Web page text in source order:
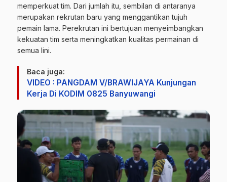
memperkuat tim. Dari jumlah itu, sembilan di antaranya
merupakan rekrutan baru yang menggantikan tujuh
pemain lama. Perekrutan ini bertujuan menyeimbangkan
kekuatan tim serta meningkatkan kualitas permainan di
semua lini.
Baca juga:
VIDEO : PANGDAM V/BRAWIJAYA Kunjungan
Kerja Di KODIM 0825 Banyuwangi